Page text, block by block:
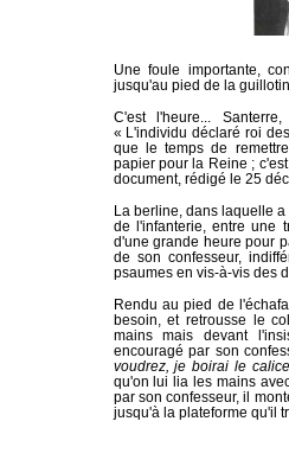
Une foule importante,
jusqu'au pied de la
C'est l'heure...
« L'individu déclaré roi
que le temps de
papier pour la Reine ;
document, rédigé le 25
La berline, dans laquelle
de l'infanterie, entre une
d'une grande heure pour
de son confesseur,
psaumes en vis-à-vis des
Rendu au pied de
besoin, et retrousse le
mains mais devant
encouragé par son
voudrez, je boirai le
qu'on lui lia les mains
par son confesseur, il
jusqu'à la plateforme qu'il